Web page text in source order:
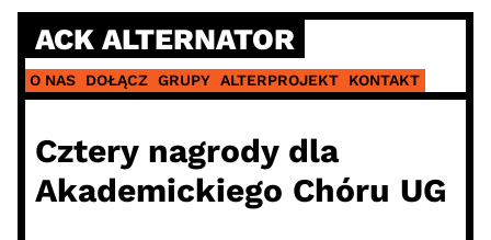
Skip
content
ACK ALTERNATOR
O NAS DOŁĄCZ GRUPY ALTERPROJEKT KONTAKT
Cztery nagrody dla
Akademickiego Chóru UG